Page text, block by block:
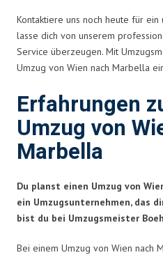
Kontaktiere uns noch heute für
lasse dich von unserem
Service überzeugen. Mit
Umzug von Wien nach Marbella
Erfahrungen
Umzug von
Marbella
Du planst einen Umzug von
ein Umzugsunternehmen, das
bist du bei Umzugsmeister
Bei einem Umzug von Wien nach